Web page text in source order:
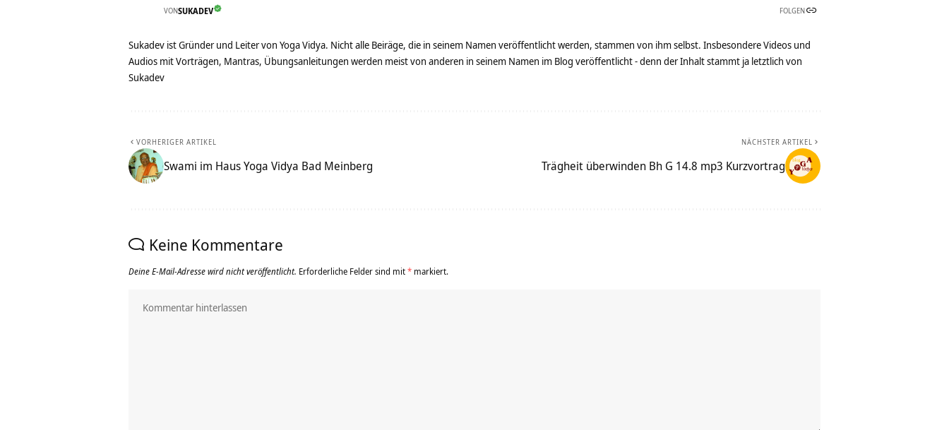
VONSUKADEV FOLGEN
Sukadev ist Gründer und Leiter von Yoga Vidya. Nicht alle Beiräge, die in seinem Namen veröffentlicht werden, stammen von ihm selbst. Insbesondere Videos und
Audios mit Vorträgen, Mantras, Übungsanleitungen werden meist von anderen in seinem Namen im Blog veröffentlicht - denn der Inhalt stammt ja letztlich von
Sukadev
VORHERIGER ARTIKEL
Swami im Haus Yoga Vidya Bad Meinberg
NÄCHSTER ARTIKEL
Trägheit überwinden Bh G 14.8 mp3 Kurzvortrag
Keine Kommentare
Deine E-Mail-Adresse wird nicht veröffentlicht. Erforderliche Felder sind mit* markiert.